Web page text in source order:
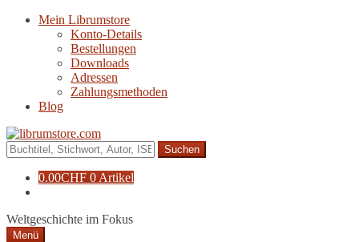
Navigation
Zum
Mein Librumstore
Konto-Details
Bestellungen
Downloads
Adressen
Zahlungsmethoden
Blog
Suche
nach:
0.00CHF 0 Artikel
Weltgeschichte im Fokus
Menü